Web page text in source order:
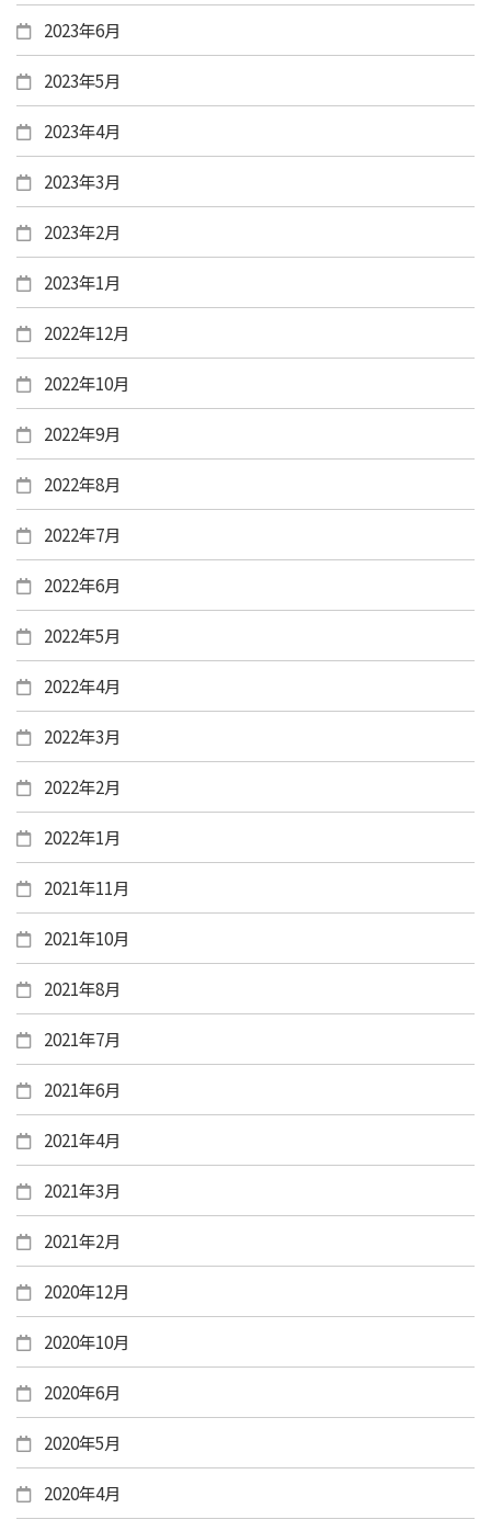
2023年6月
2023年5月
2023年4月
2023年3月
2023年2月
2023年1月
2022年12月
2022年10月
2022年9月
2022年8月
2022年7月
2022年6月
2022年5月
2022年4月
2022年3月
2022年2月
2022年1月
2021年11月
2021年10月
2021年8月
2021年7月
2021年6月
2021年4月
2021年3月
2021年2月
2020年12月
2020年10月
2020年6月
2020年5月
2020年4月